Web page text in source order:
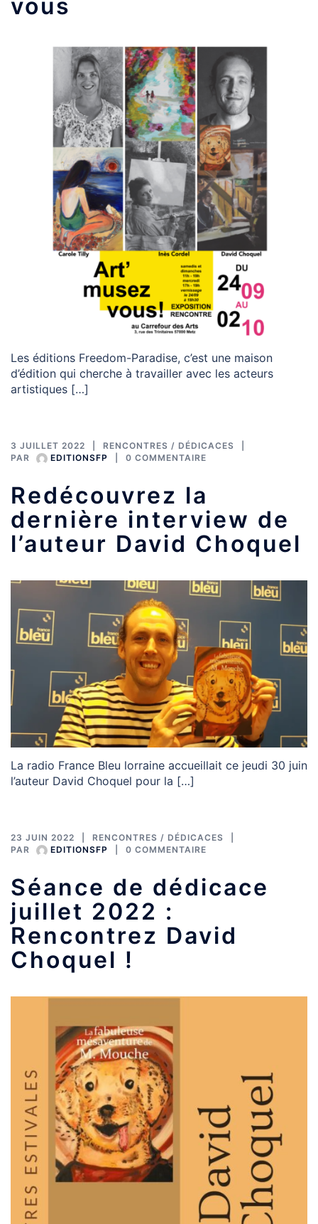
vous
Les éditions Freedom-Paradise, c’est une maison
d’édition qui cherche à travailler avec les acteurs
artistiques […]
3 JUILLET 2022
RENCONTRES / DÉDICACES
PAR
EDITIONSFP 0 COMMENTAIRE
Redécouvrez la
dernière interview de
l’auteur David Choquel
La radio France Bleu lorraine accueillait ce jeudi 30 juin
l’auteur David Choquel pour la […]
23 JUIN 2022
RENCONTRES / DÉDICACES
PAR
EDITIONSFP 0 COMMENTAIRE
Séance de dédicace
juillet 2022 :
Rencontrez David
Choquel !